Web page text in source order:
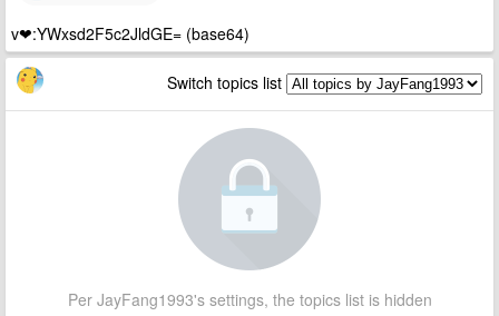
v❤:YWxsd2F5c2JldGE= (base64)
Switch topics list
Per JayFang1993's settings, the topics list is hidden